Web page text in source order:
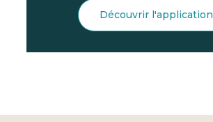
Découvrir l'application